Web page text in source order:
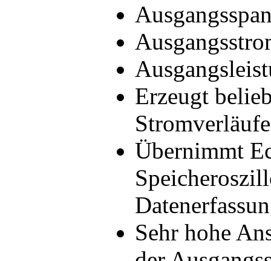
Erzeugt
Stromverläufe
Übernimmt
Sehr hohe